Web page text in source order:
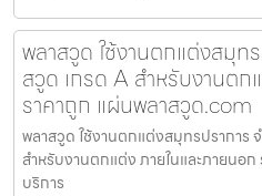
พลาสวูด ใช้งานตกแต่งสมุท
สวูด เกรด A สำหรับงานตก
ราคาถูก แผ่นพลาสวูด.com
พลาสวูด ใช้งานตกแต่งสมุทรปราการ
สำหรับงานตกแต่ง ภายในและภายน
บริการ